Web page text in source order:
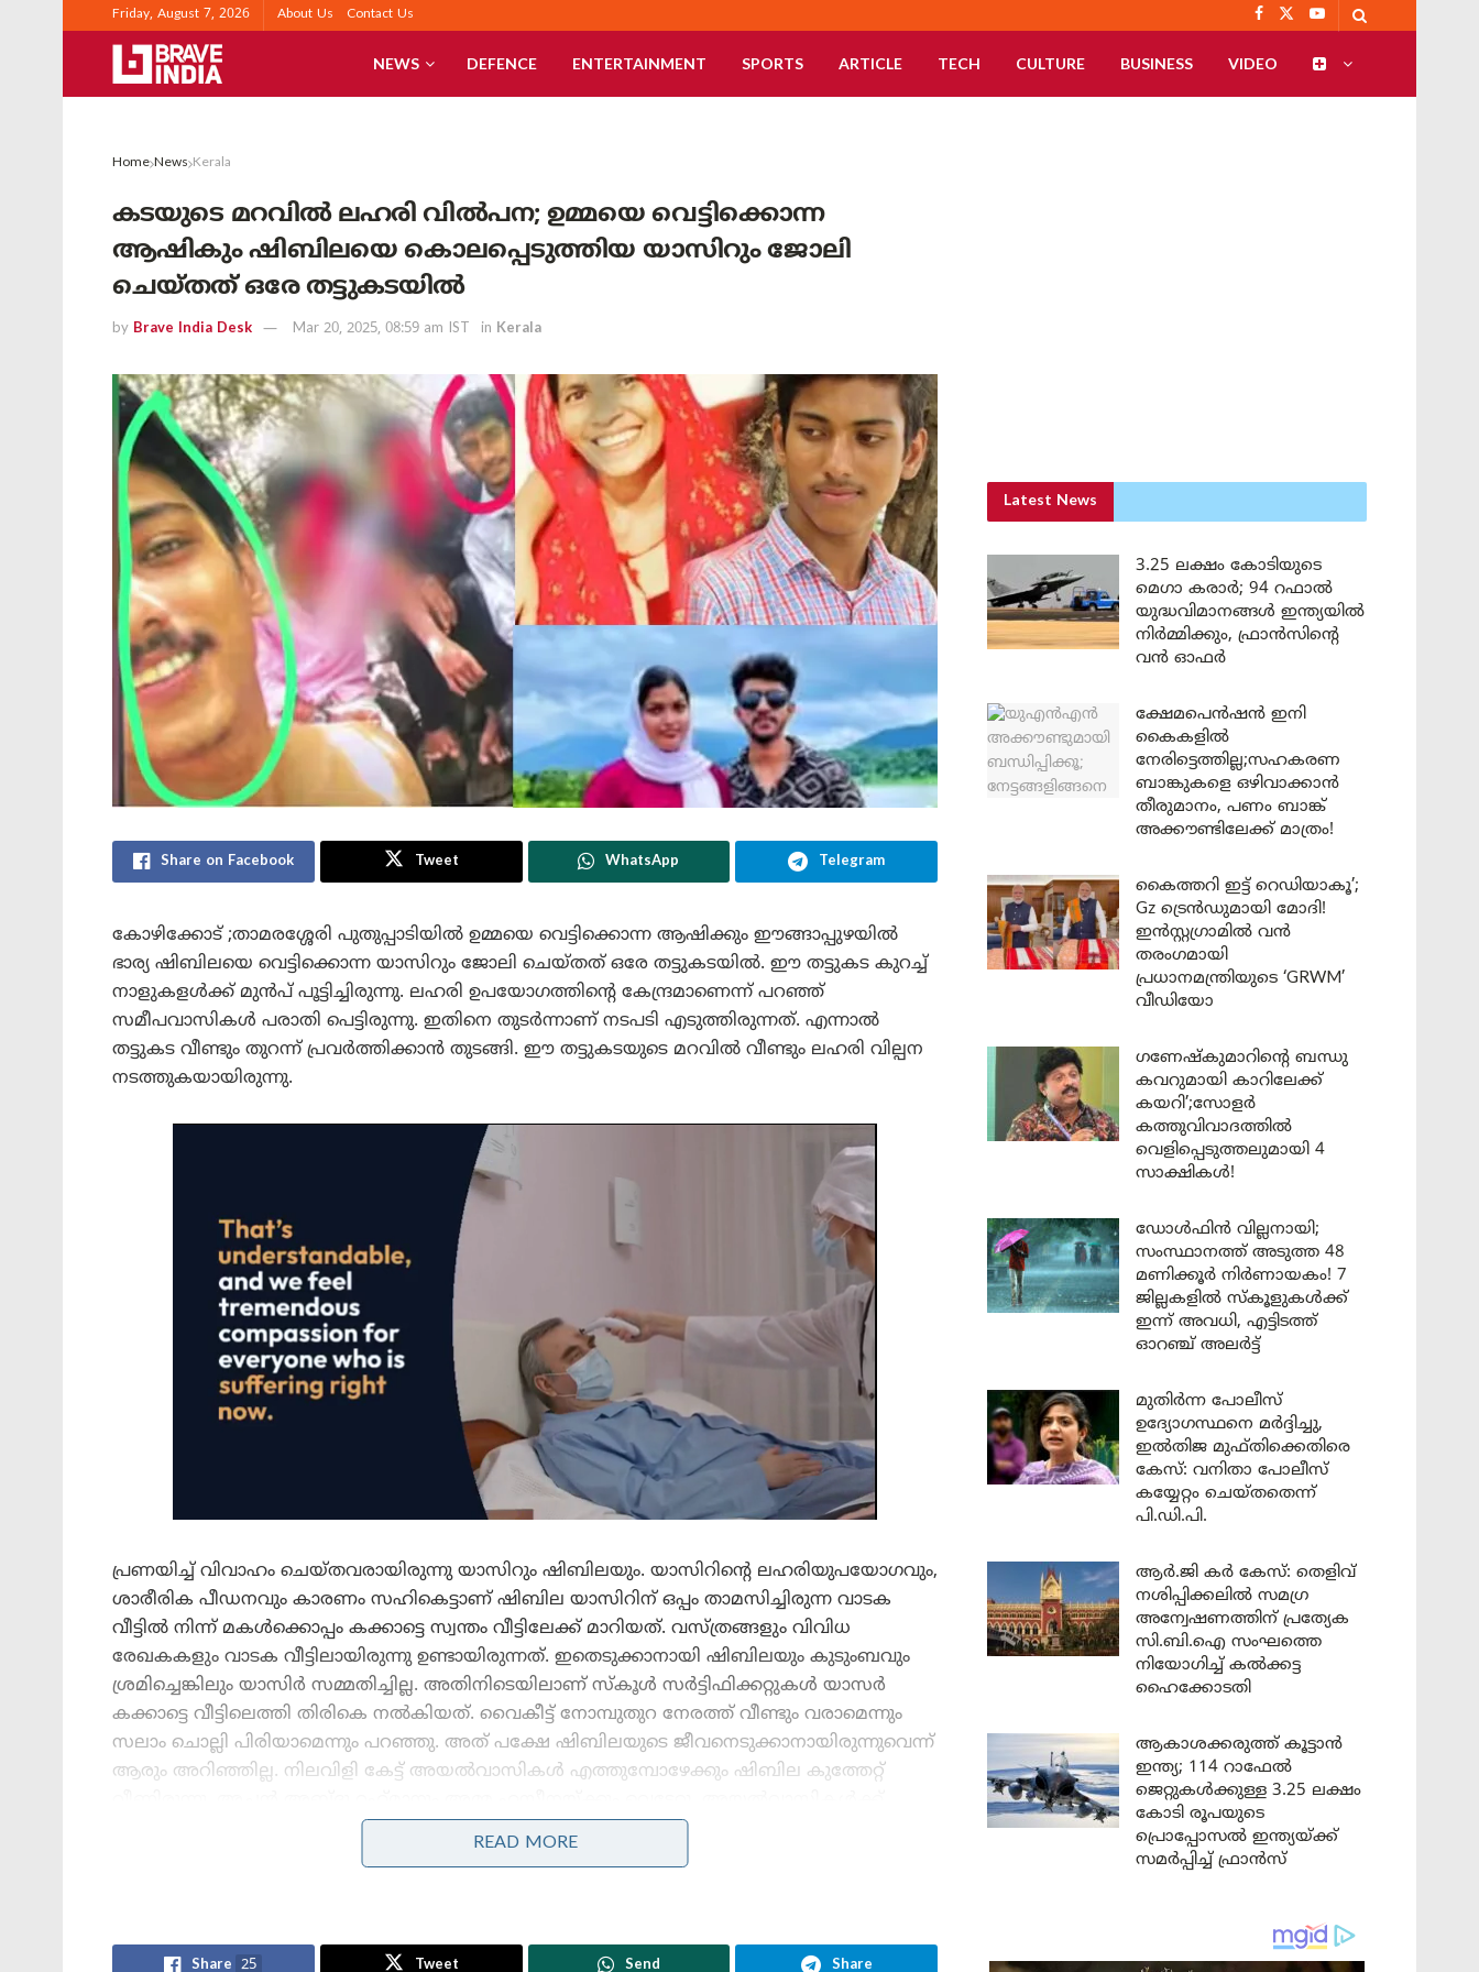
Friday, August 7, 2026 About Us Contact Us
NEWS DEFENCE ENTERTAINMENT SPORTS ARTICLE TECH CULTURE BUSINESS VIDEO
Home News Kerala
കടയുടെ മറവിൽ ലഹരി വിൽപന; ഉമ്മയെ വെട്ടിക്കൊന്ന
ആഷികും ഷിബിലയെ കൊലപ്പെടുത്തിയ യാസിറും ജോലി
ചെയ്തത് ഒരേ തട്ടുകടയിൽ
by Brave India Desk Mar 20, 2025, 08:59 am IST in Kerala
Share on Facebook Tweet WhatsApp Telegram
കോഴിക്കോട് ;താമരശ്ശേരി പുതുപ്പാടിയിൽ ഉമ്മയെ വെട്ടിക്കൊന്ന ആഷിക്കും ഈങ്ങാപ്പുഴയിൽ
ഭാര്യ ഷിബിലയെ വെട്ടിക്കൊന്ന യാസിറും ജോലി ചെയ്തത് ഒരേ തട്ടുകടയിൽ. ഈ തട്ടുകട കുറച്ച്
നാളുകളൾക്ക് മുൻപ് പൂട്ടിച്ചിരുന്നു. ലഹരി ഉപയോഗത്തിന്റെ കേന്ദ്രമാണെന്ന് പറഞ്ഞ്
സമീപവാസികൾ പരാതി പെട്ടിരുന്നു. ഇതിനെ തുടർന്നാണ് നടപടി എടുത്തിരുന്നത്. എന്നാൽ
തട്ടുകട വീണ്ടും തുറന്ന് പ്രവർത്തിക്കാൻ തുടങ്ങി. ഈ തട്ടുകടയുടെ മറവിൽ വീണ്ടും ലഹരി വില്പന
നടത്തുകയായിരുന്നു.
പ്രണയിച്ച് വിവാഹം ചെയ്തവരായിരുന്നു യാസിറും ഷിബിലയും. യാസിറിന്റെ ലഹരിയുപയോഗവും,
ശാരീരിക പീഡനവും കാരണം സഹികെട്ടാണ് ഷിബില യാസിറിന് ഒപ്പം താമസിച്ചിരുന്ന വാടക
വീട്ടിൽ നിന്ന് മകൾക്കൊപ്പം കക്കാട്ടെ സ്വന്തം വീട്ടിലേക്ക് മാറിയത്. വസ്ത്രങ്ങളും വിവിധ
രേഖകകളും വാടക വീട്ടിലായിരുന്നു ഉണ്ടായിരുന്നത്. ഇതെടുക്കാനായി ഷിബിലയും കുടുംബവും
ശ്രമിച്ചെങ്കിലും യാസിർ സമ്മതിച്ചില്ല. അതിനിടെയിലാണ് സ്‌കൂൾ സർട്ടിഫിക്കറ്റുകൾ യാസർ
കക്കാട്ടെ വീട്ടിലെത്തി തിരികെ നൽകിയത്. വൈകീട്ട് നോമ്പുതുറ നേരത്ത് വീണ്ടും വരാമെന്നും
സലാം ചൊല്ലി പിരിയാമെന്നും പറഞ്ഞു. അത് പക്ഷേ ഷിബിലയുടെ ജീവനെടുക്കാനായിരുന്നുവെന്ന്
ആരും അറിഞ്ഞില്ല. നിലവിളി കേട്ട് അയൽവാസികൾ എത്തുമ്പോഴേക്കും ഷിബില കുത്തേറ്റ്
നേരെയും കത്തിവീശി. കൊലപാതകം നടന്ന നേരത്ത് യാസിർ ലഹരി ഉപയോഗിച്ചിരുന്നില്ലെന്നാണ്
Stories you may like
പണം നൽകാത്തത്തിനുള്ള പ്രകോപനമാണ്
READ MORE
Share 25 Tweet Send Share
Latest News
3.25 ലക്ഷം കോടിയുടെ
മെഗാ കരാർ; 94 റഫാൽ
യുദ്ധവിമാനങ്ങൾ ഇന്ത്യയിൽ
നിർമ്മിക്കും, ഫ്രാൻസിന്റെ
വൻ ഓഫർ
ക്ഷേമപെൻഷൻ ഇനി
കൈകളിൽ
നേരിട്ടെത്തില്ല;സഹകരണ
ബാങ്കുകളെ ഒഴിവാക്കാൻ
തീരുമാനം, പണം ബാങ്ക്
അക്കൗണ്ടിലേക്ക് മാത്രം!
കൈത്തറി ഇട്ട് റെഡിയാകൂ’;
Gz ട്രെൻഡുമായി മോദി!
ഇൻസ്റ്റഗ്രാമിൽ വൻ
തരംഗമായി
പ്രധാനമന്ത്രിയുടെ ‘GRWM’
വീഡിയോ
ഗണേഷ്കുമാറിന്റെ ബന്ധു
കവറുമായി കാറിലേക്ക്
കയറി’;സോളർ
കത്തുവിവാദത്തിൽ
വെളിപ്പെടുത്തലുമായി 4
സാക്ഷികൾ!
ഡോൾഫിൻ വില്ലനായി;
സംസ്ഥാനത്ത് അടുത്ത 48
മണിക്കൂർ നിർണായകം! 7
ജില്ലകളിൽ സ്കൂളുകൾക്ക്
ഇന്ന് അവധി, എട്ടിടത്ത്
ഓറഞ്ച് അലർട്ട്
മുതിർന്ന പോലീസ്
ഉദ്യോഗസ്ഥനെ മർദ്ദിച്ചു,
ഇൽതിജ മുഫ്തിക്കെതിരെ
കേസ്: വനിതാ പോലീസ്
കയ്യേറ്റം ചെയ്തതെന്ന്
പി.ഡി.പി.
ആർ.ജി കർ കേസ്: തെളിവ്
നശിപ്പിക്കലിൽ സമഗ്ര
അന്വേഷണത്തിന് പ്രത്യേക
സി.ബി.ഐ സംഘത്തെ
നിയോഗിച്ച് കൽക്കട്ട
ഹൈക്കോടതി
ആകാശക്കരുത്ത് കൂട്ടാൻ
ഇന്ത്യ; 114 റാഫേൽ
ജെറ്റുകൾക്കുള്ള 3.25 ലക്ഷം
കോടി രൂപയുടെ
പ്രൊപ്പോസൽ ഇന്ത്യയ്ക്ക്
സമർപ്പിച്ച് ഫ്രാൻസ്